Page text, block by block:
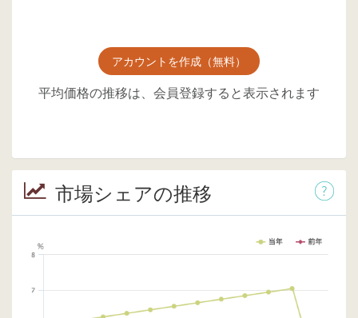
アカウントを作成（無料）
平均価格の推移は、会員登録すると表示されます
市場シェアの推移